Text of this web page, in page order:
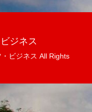
ジネス
ビジネス All Rights